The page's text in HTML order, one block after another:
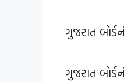
ગુજરાત
ગુજરાત